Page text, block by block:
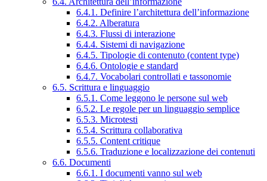
6.4.1. Definire l’architettura dell’informazione
6.4.2. Alberatura
6.4.3. Flussi di interazione
6.4.4. Sistemi di navigazione
6.4.5. Tipologie di contenuto (content type)
6.4.6. Ontologie e standard
6.4.7. Vocabolari controllati e tassonomie
6.5. Scrittura e linguaggio
6.5.1. Come leggono le persone sul web
6.5.2. Le regole per un linguaggio semplice
6.5.3. Microtesti
6.5.4. Scrittura collaborativa
6.5.5. Content critique
6.5.6. Traduzione e localizzazione dei contenuti
6.6. Documenti
6.6.1. I documenti vanno sul web